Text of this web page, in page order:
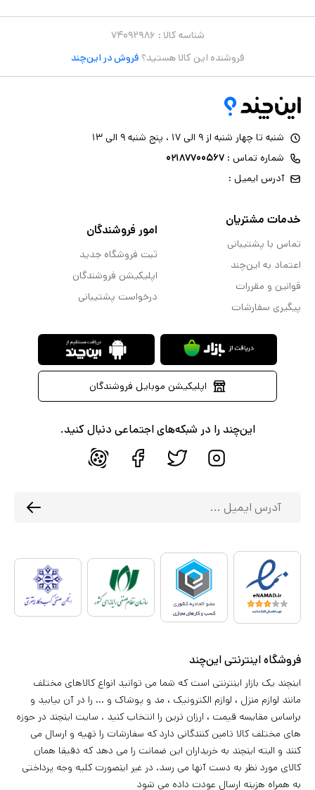
شناسه کالا : ۷۴۰۹۲۹۸۶
فروشنده این کالا هستید؟ فروش در این‌چند
شنبه تا چهار شنبه از ۹ الی ۱۷ ، پنج شنبه ۹ الی ۱۳
شماره تماس : ۰۲۱۸۷۷۰۰۵۶۷
آدرس ایمیل :
خدمات مشتریان
تماس با پشتیبانی
اعتماد به این‌چند
قوانین و مقررات
پیگیری سفارشات
امور فروشندگان
ثبت فروشگاه جدید
اپلیکیشن فروشندگان
درخواست پشتیبانی
اپلیکیشن موبایل فروشندگان
این‌چند را در شبکه‌های اجتماعی دنبال کنید.
فروشگاه اینترنتی این‌چند
اینچند یک بازار اینترنتی است که شما می توانید انواع کالاهای مختلف
مانند لوازم منزل ، لوازم الکترونیک ، مد و پوشاک و ... را در آن بیابید و
براساس مقایسه قیمت ، ارزان ترین را انتخاب کنید . سایت اینچند در حوزه
های مختلف کالا تامین کنندگانی دارد که سفارشات را تهیه و ارسال می
کنند و البته اینچند به خریداران این ضمانت را می دهد که دقیقا همان
کالای مورد نظر به دست آنها می رسد. در غیر اینصورت کلیه وجه پرداختی
به همراه هزینه ارسال عودت داده می شود